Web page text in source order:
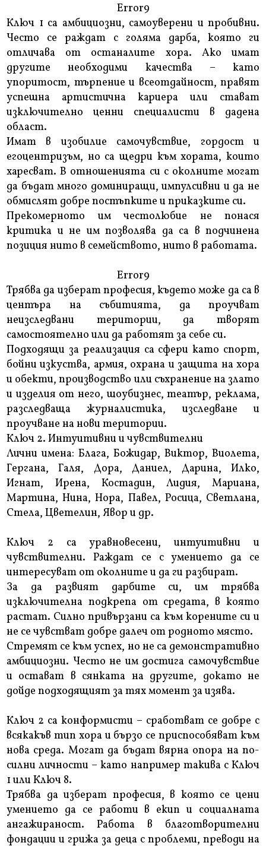
Error9
Ключ 1 са амбициозни, самоуверени и пробивни.
Често се раждат с голяма дарба, която ги
отличава от останалите хора. Ако имат
другите необходими качества – като
упоритост, търпение и всеотдайност, правят
успешна артистична кариера или стават
изключително ценни специалисти в дадена
област.
Имат в изобилие самочувствие, гордост и
егоцентризъм, но са щедри към хората, които
харесват. В отношенията си с околните могат
да бъдат много доминиращи, импулсивни и да не
обмислят добре постъпките и приказките си.
Прекомерното им честолюбие не понася
критика и не им позволява да са в подчинена
позиция нито в семейството, нито в работата.
Error9
Трябва да изберат професия, където може да са в
центъра на събитията, да проучват
неизследвани територии, да творят
самостоятелно или да работят за себе си.
Подходящи за реализация са сфери като спорт,
бойни изкуства, армия, охрана и защита на хора
и обекти, производство или съхранение на злато
и изделия от него, шоубизнес, театър, реклама,
разследваща журналистика, изследване и
проучване на нови територии.
Ключ 2. Интуитивни и чувствителни
Лични имена: Блага, Божидар, Виктор, Виолета,
Гергана, Галя, Дора, Даниел, Дарина, Илко,
Игнат, Ирена, Костадин, Лидия, Мариана,
Мартина, Нина, Нора, Павел, Росица, Светлана,
Стела, Цветелин, Явор и др.
Ключ 2 са уравновесени, интуитивни и
чувствителни. Раждат се с умението да се
интересуват от околните и да ги разбират.
За да развият дарбите си, им трябва
изключителна подкрепа от средата, в която
растат. Силно привързани са към корените си и
не се чувстват добре далеч от родното място.
Стремят се към успех, но не са демонстративно
амбициозни. Често не им достига самочувствие
и остават в сянката на другите, докато не
дойде подходящият за тях момент за изява.
Ключ 2 са конформисти – сработват се добре с
всякакъв тип хора и бързо се приспособяват към
нова среда. Могат да бъдат вярна опора на по-
силни личности – като например такива с Ключ
1 или Ключ 8.
Трябва да изберат професия, в която се цени
умението да се работи в екип и социалната
ангажираност. Работа в благотворителни
фондации и грижа за деца с проблеми, преводи на